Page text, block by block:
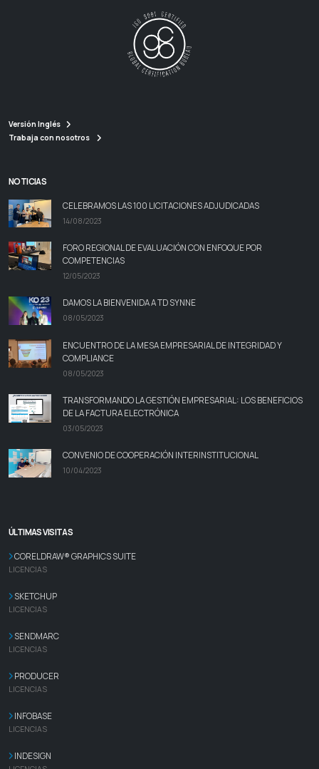
Versión Inglés
Trabaja con nosotros
NOTICIAS
CELEBRAMOS LAS 100 LICITACIONES ADJUDICADAS
14/08/2023
FORO REGIONAL DE EVALUACIÓN CON ENFOQUE POR
COMPETENCIAS
12/05/2023
DAMOS LA BIENVENIDA A TD SYNNE
08/05/2023
ENCUENTRO DE LA MESA EMPRESARIAL DE INTEGRIDAD Y
COMPLIANCE
08/05/2023
TRANSFORMANDO LA GESTIÓN EMPRESARIAL: LOS BENEFICIOS
DE LA FACTURA ELECTRÓNICA
03/05/2023
CONVENIO DE COOPERACIÓN INTERINSTITUCIONAL
10/04/2023
ÚLTIMAS VISITAS
CORELDRAW® GRAPHICS SUITE
LICENCIAS
SKETCHUP
LICENCIAS
SENDMARC
LICENCIAS
PRODUCER
LICENCIAS
INFOBASE
LICENCIAS
INDESIGN